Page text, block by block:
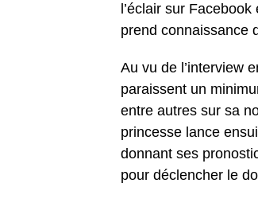
l’éclair sur
prend connaissance
Au vu de l’interview
paraissent un
entre autres sur sa
princesse lance
donnant ses
pour déclencher le